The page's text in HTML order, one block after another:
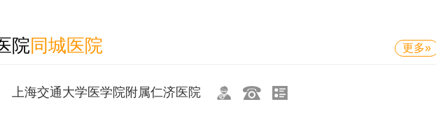
院同城医院 更多»
上海交通大学医学院附属仁济医院